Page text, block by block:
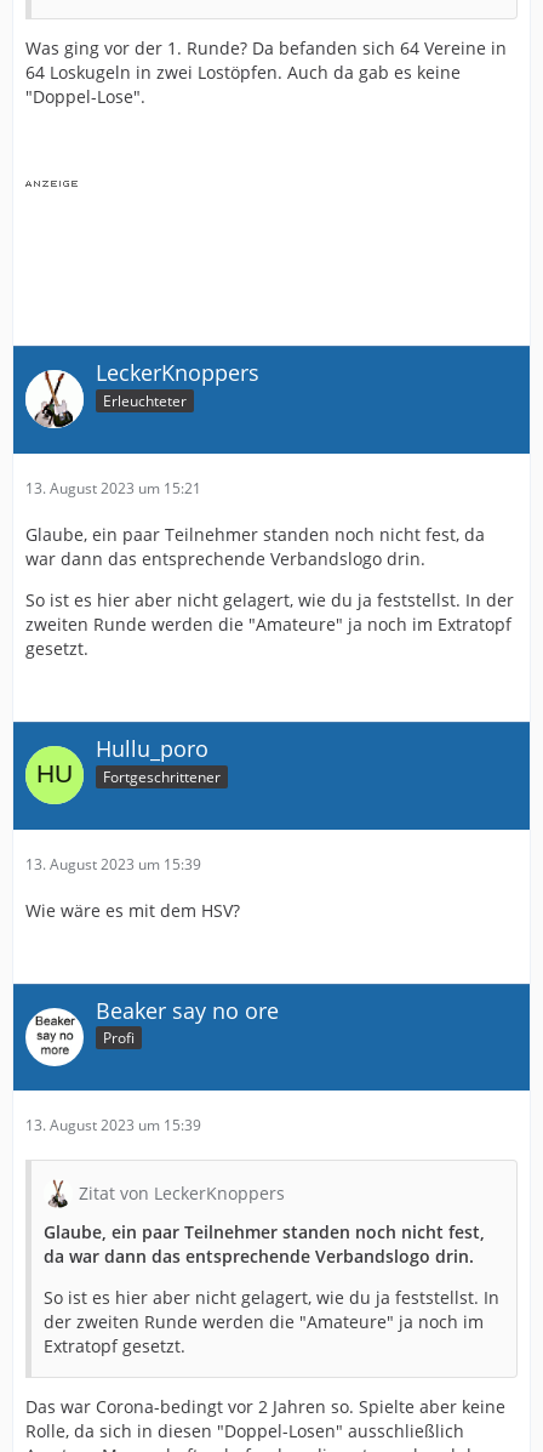
Was ging vor der 1. Runde? Da befanden sich 64 Vereine in
64 Loskugeln in zwei Lostöpfen. Auch da gab es keine
"Doppel-Lose".
LeckerKnoppers
Erleuchteter
13. August 2023 um 15:21
Glaube, ein paar Teilnehmer standen noch nicht fest, da
war dann das entsprechende Verbandslogo drin.
So ist es hier aber nicht gelagert, wie du ja feststellst. In der
zweiten Runde werden die "Amateure" ja noch im Extratopf
gesetzt.
Hullu_poro
Fortgeschrittener
13. August 2023 um 15:39
Wie wäre es mit dem HSV?
Beaker say no ore
Profi
13. August 2023 um 15:39
Zitat von LeckerKnoppers
Glaube, ein paar Teilnehmer standen noch nicht fest,
da war dann das entsprechende Verbandslogo drin.
So ist es hier aber nicht gelagert, wie du ja feststellst. In
der zweiten Runde werden die "Amateure" ja noch im
Extratopf gesetzt.
Das war Corona-bedingt vor 2 Jahren so. Spielte aber keine
Rolle, da sich in diesen "Doppel-Losen" ausschließlich